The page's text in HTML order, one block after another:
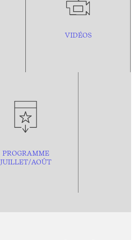
VIDÉOS
PROGRAMME
JUILLET/AOÛT